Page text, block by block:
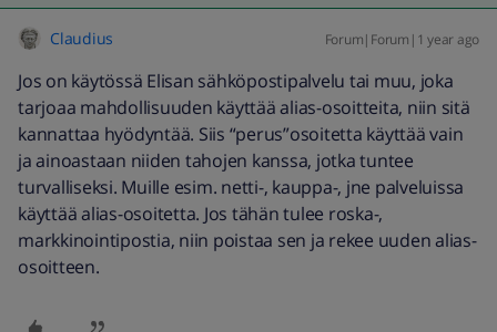
Claudius Forum|Forum|1 year ago
Jos on käytössä Elisan sähköpostipalvelu tai muu, joka
tarjoaa mahdollisuuden käyttää alias-osoitteita, niin sitä
kannattaa hyödyntää. Siis “perus”osoitetta käyttää vain
ja ainoastaan niiden tahojen kanssa, jotka tuntee
turvalliseksi. Muille esim. netti-, kauppa-, jne palveluissa
käyttää alias-osoitetta. Jos tähän tulee roska-,
markkinointipostia, niin poistaa sen ja rekee uuden alias-
osoitteen.